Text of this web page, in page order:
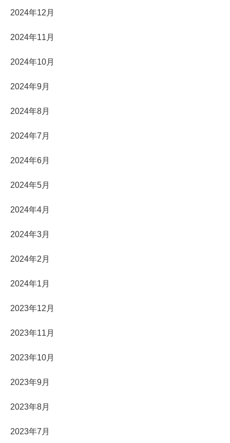
2024年12月
2024年11月
2024年10月
2024年9月
2024年8月
2024年7月
2024年6月
2024年5月
2024年4月
2024年3月
2024年2月
2024年1月
2023年12月
2023年11月
2023年10月
2023年9月
2023年8月
2023年7月